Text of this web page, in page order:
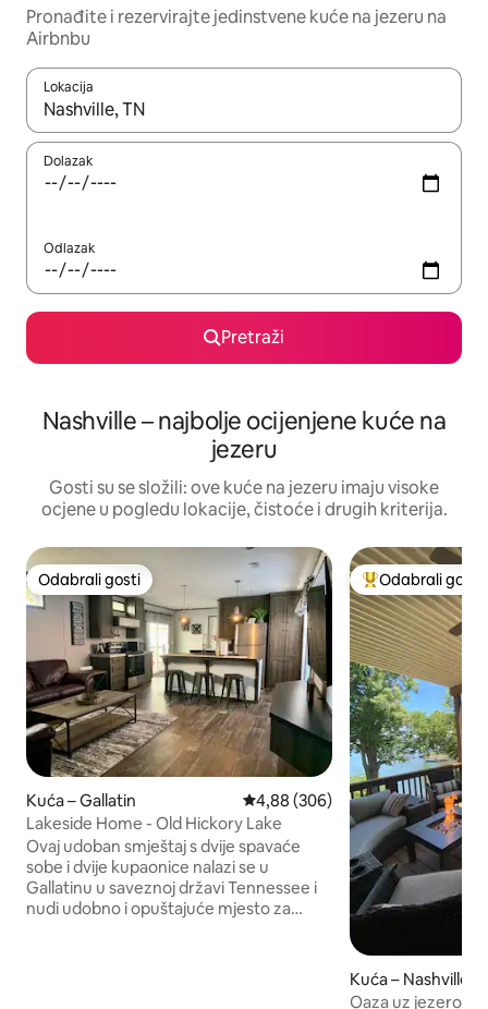
Pronađite i rezervirajte jedinstvene kuće na jezeru na
Airbnbu
Lokacija
Kada budu dostupni rezultati, moći ćete ih pregledati
Dolazak
Odlazak
Pretraži
Nashville – najbolje ocijenjene kuće na
jezeru
Gosti su se složili: ove kuće na jezeru imaju visoke
ocjene u pogledu lokacije, čistoće i drugih kriterija.
Odabrali gosti
Odabrali gosti
Kuća – Gallatin Prosječna ocjena: 4,88/5,
4,88 (306)
Lakeside Home - Old Hickory Lake
Ovaj udoban smještaj s dvije spavaće
sobe i dvije kupaonice nalazi se u
Gallatinu u saveznoj državi Tennessee i
nudi udobno i opuštajuće mjesto za
Među najviše
Odabrali gosti
Kuća – Nashville
Oaza uz jezero s